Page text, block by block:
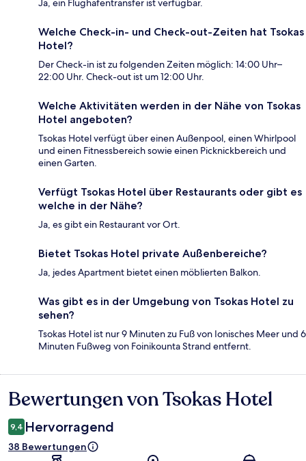
Ja, ein Flughafentransfer ist verfügbar.
Welche Check-in- und Check-out-Zeiten hat Tsokas
Hotel?
Der Check-in ist zu folgenden Zeiten möglich: 14:00 Uhr–
22:00 Uhr. Check-out ist um 12:00 Uhr.
Welche Aktivitäten werden in der Nähe von Tsokas
Hotel angeboten?
Tsokas Hotel verfügt über einen Außenpool, einen Whirlpool
und einen Fitnessbereich sowie einen Picknickbereich und
einen Garten.
Verfügt Tsokas Hotel über Restaurants oder gibt es
welche in der Nähe?
Ja, es gibt ein Restaurant vor Ort.
Bietet Tsokas Hotel private Außenbereiche?
Ja, jedes Apartment bietet einen möblierten Balkon.
Was gibt es in der Umgebung von Tsokas Hotel zu
sehen?
Tsokas Hotel ist nur 9 Minuten zu Fuß von Ionisches Meer und 6
Minuten Fußweg von Foinikounta Strand entfernt.
Bewertungen
Bewertungen von Tsokas Hotel
9,4 Hervorragend
38 Bewertungen